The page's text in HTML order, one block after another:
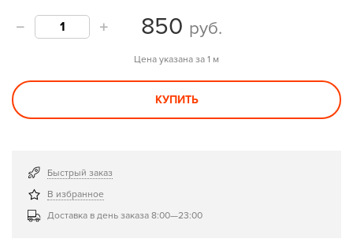
850 руб.
Цена указана за 1 м
КУПИТЬ
Быстрый заказ
В избранное
Доставка в день заказа 8:00—23:00